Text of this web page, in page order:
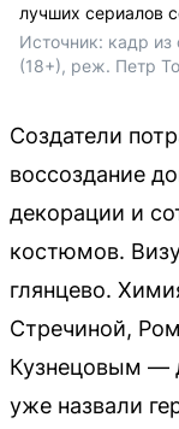
лучших сериалов
Источник: кадр из
(18+), реж. Петр
Создатели
воссоздание
декорации и
костюмов.
глянцево.
Стречиной,
Кузнецовым —
уже назвали